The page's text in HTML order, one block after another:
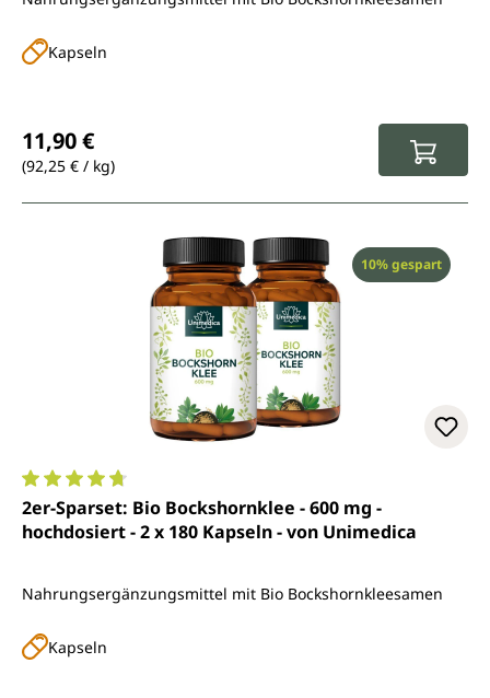
Kapseln
11,90 €
(92,25 € / kg)
Rabatt
10% gespart
Durchschnittliche Bewertung von 4.8 von 5 Sternen
2er-Sparset: Bio Bockshornklee - 600 mg -
hochdosiert - 2 x 180 Kapseln - von Unimedica
Nahrungsergänzungsmittel mit Bio Bockshornkleesamen
Kapseln